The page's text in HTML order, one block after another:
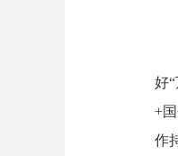
好
+
作